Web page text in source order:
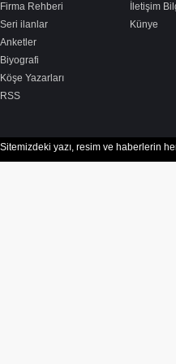
Firma Rehberi
Seri ilanlar
Anketler
Biyografi
Köşe Yazarları
RSS
İletişim
Künye
Sitemizdeki yazı, resim ve haberlerin